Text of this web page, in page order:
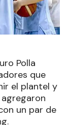
Polla
que
el plantel y
un par de